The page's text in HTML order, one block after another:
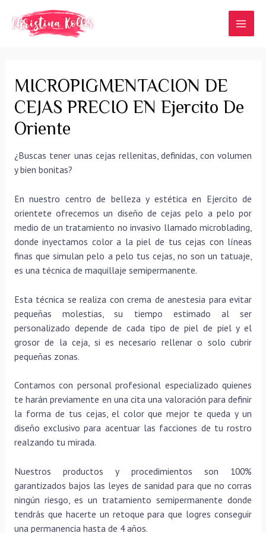
contenido
MICROPIGMENTACION DE
CEJAS PRECIO EN Ejercito De
Oriente
¿Buscas tener unas cejas rellenitas, definidas, con volumen
y bien bonitas?
En nuestro centro de belleza y estética en Ejercito de
orientete ofrecemos un diseño de cejas pelo a pelo por
medio de un tratamiento no invasivo llamado microblading,
donde inyectamos color a la piel de tus cejas con líneas
finas que simulan pelo a pelo tus cejas, no son un tatuaje,
es una técnica de maquillaje semipermanente.
Esta técnica se realiza con crema de anestesia para evitar
pequeñas molestias, su tiempo estimado al ser
personalizado depende de cada tipo de piel de piel y el
grosor de la ceja, si es necesario rellenar o solo cubrir
pequeñas zonas.
Contamos con personal profesional especializado quienes
te harán previamente en una cita una valoración para definir
la forma de tus cejas, el color que mejor te queda y un
diseño exclusivo para acentuar las facciones de tu rostro
realzando tu mirada.
Nuestros productos y procedimientos son 100%
garantizados bajos las leyes de sanidad para que no corras
ningún riesgo, es un tratamiento semipermanente donde
tendrás que hacerte un retoque para que logres conseguir
una permanencia hasta de 4 años.